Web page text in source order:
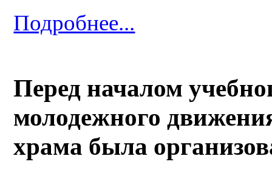
Подробнее...
Перед началом
молодежного
храма была